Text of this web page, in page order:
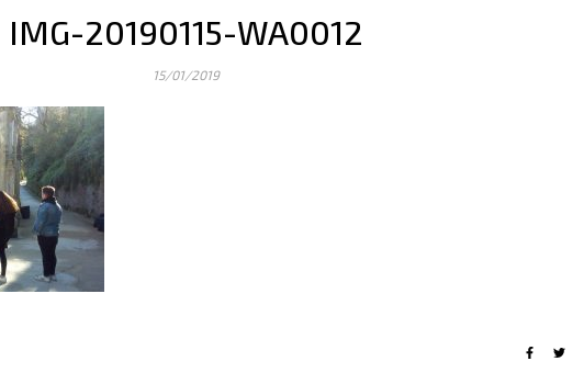
IMG-20190115-WA0012
15/01/2019